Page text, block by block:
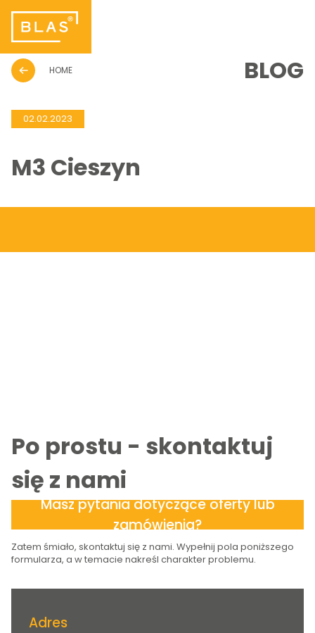
HOME BLOG
02.02.2023
M3 Cieszyn
Po prostu - skontaktuj
się z nami
Masz pytania dotyczące oferty lub
zamówienia?
Zatem śmiało, skontaktuj się z nami. Wypełnij pola poniższego
formularza, a w temacie nakreśl charakter problemu.
Adres